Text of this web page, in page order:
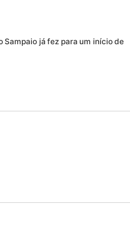
Sampaio já fez para um início de